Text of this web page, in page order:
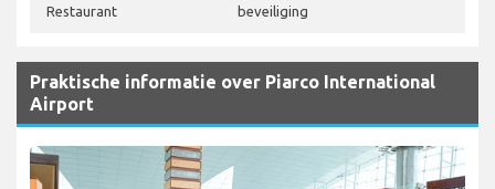
Restaurant
beveiliging
Praktische informatie over Piarco International
Airport